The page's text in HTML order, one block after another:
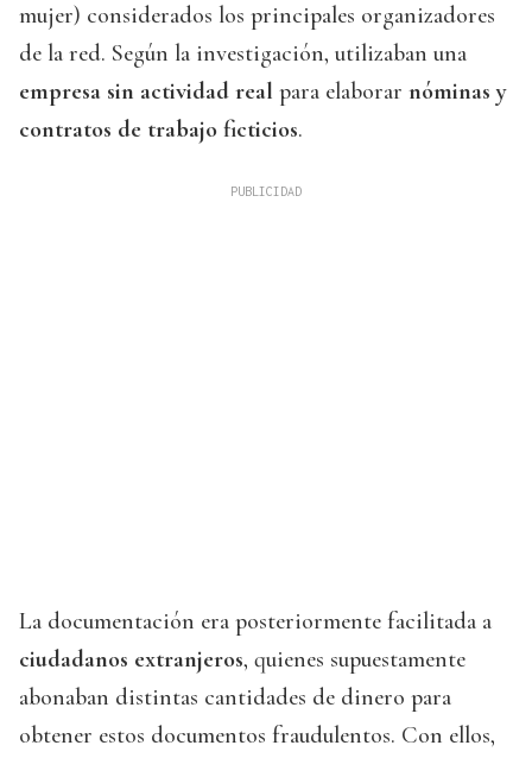
mujer) considerados los principales organizadores
de la red. Según la investigación, utilizaban una
empresa sin actividad real para elaborar nóminas y
contratos de trabajo ficticios.
La documentación era posteriormente facilitada a
ciudadanos extranjeros, quienes supuestamente
abonaban distintas cantidades de dinero para
obtener estos documentos fraudulentos. Con ellos,